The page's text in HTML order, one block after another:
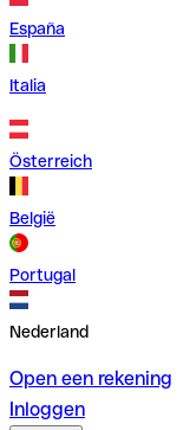
España
Italia
Österreich
België
Portugal
Nederland
Open een rekening
Inloggen